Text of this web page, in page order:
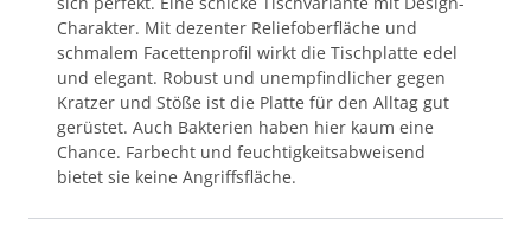
Charakter. Mit dezenter Reliefoberfläche und
schmalem Facettenprofil wirkt die Tischplatte edel
und elegant. Robust und unempfindlicher gegen
Kratzer und Stöße ist die Platte für den Alltag gut
gerüstet. Auch Bakterien haben hier kaum eine
Chance. Farbecht und feuchtigkeitsabweisend
bietet sie keine Angriffsfläche.